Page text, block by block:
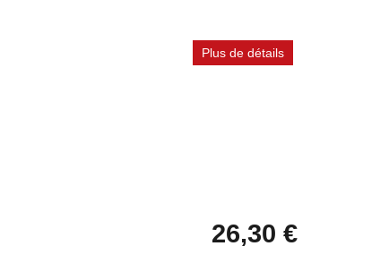
Plus de détails
26,30 €